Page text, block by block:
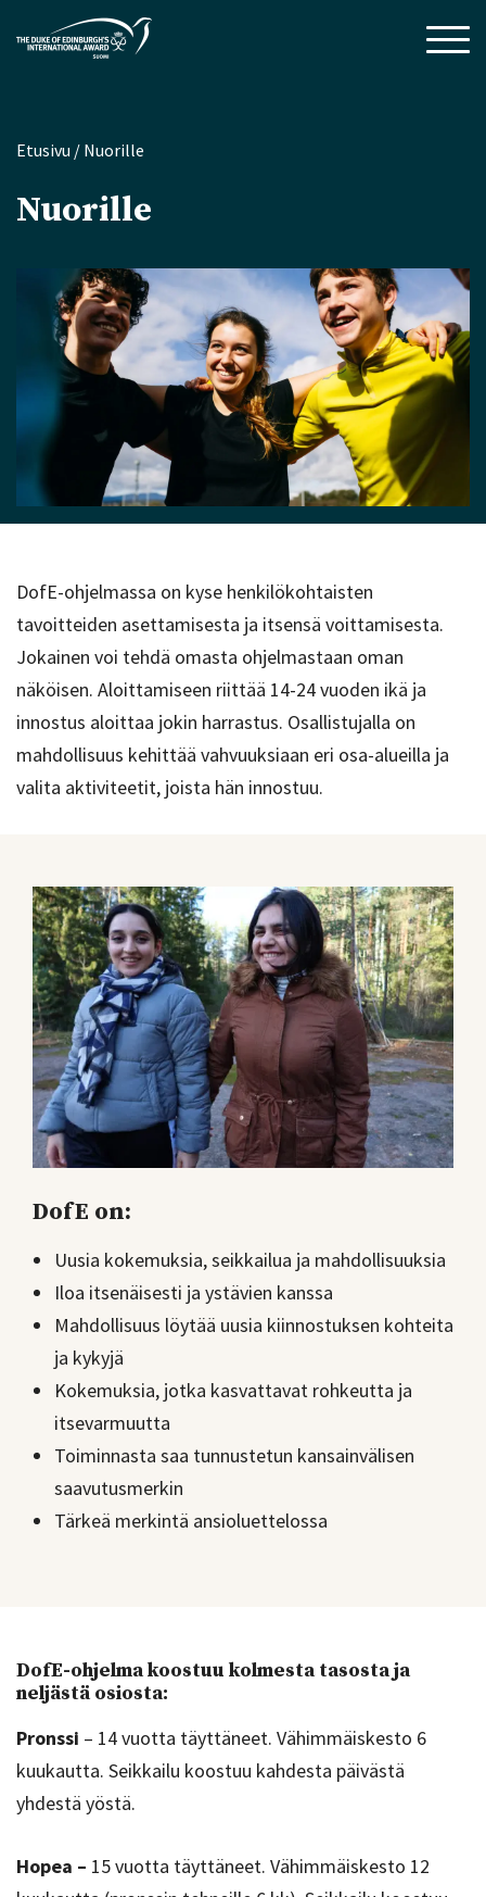
Etusivu / Nuorille
Nuorille
DofE-ohjelmassa on kyse henkilökohtaisten
tavoitteiden asettamisesta ja itsensä voittamisesta.
Jokainen voi tehdä omasta ohjelmastaan oman
näköisen. Aloittamiseen riittää 14-24 vuoden ikä ja
innostus aloittaa jokin harrastus. Osallistujalla on
mahdollisuus kehittää vahvuuksiaan eri osa-alueilla ja
valita aktiviteetit, joista hän innostuu.
DofE on:
Uusia kokemuksia, seikkailua ja mahdollisuuksia
Iloa itsenäisesti ja ystävien kanssa
Mahdollisuus löytää uusia kiinnostuksen kohteita
ja kykyjä
Kokemuksia, jotka kasvattavat rohkeutta ja
itsevarmuutta
Toiminnasta saa tunnustetun kansainvälisen
saavutusmerkin
Tärkeä merkintä ansioluettelossa
DofE-ohjelma koostuu kolmesta tasosta ja
neljästä osiosta:
Pronssi – 14 vuotta täyttäneet. Vähimmäiskesto 6
kuukautta. Seikkailu koostuu kahdesta päivästä
yhdestä yöstä.
Hopea – 15 vuotta täyttäneet. Vähimmäiskesto 12